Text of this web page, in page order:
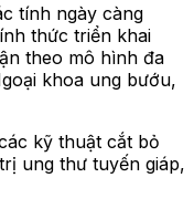
tính ngày càng
thức triển khai
theo mô hình đa
khoa ung bướu,
kỹ thuật cắt bỏ
ung thư tuyến giáp,